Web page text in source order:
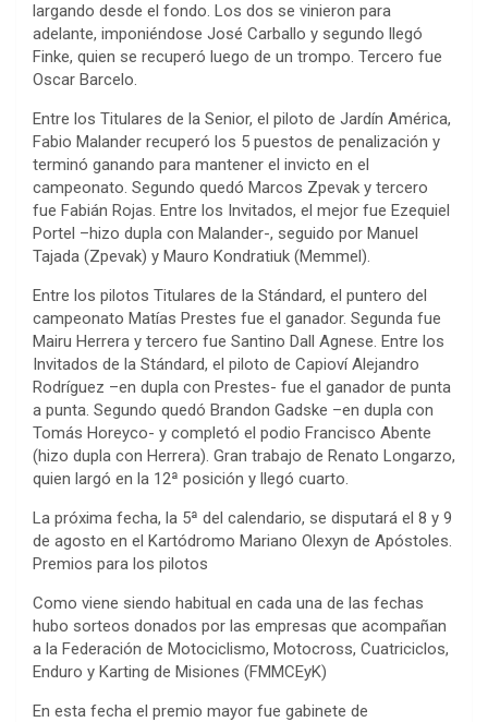
largando desde el fondo. Los dos se vinieron para
adelante, imponiéndose José Carballo y segundo llegó
Finke, quien se recuperó luego de un trompo. Tercero fue
Oscar Barcelo.
Entre los Titulares de la Senior, el piloto de Jardín América,
Fabio Malander recuperó los 5 puestos de penalización y
terminó ganando para mantener el invicto en el
campeonato. Segundo quedó Marcos Zpevak y tercero
fue Fabián Rojas. Entre los Invitados, el mejor fue Ezequiel
Portel –hizo dupla con Malander-, seguido por Manuel
Tajada (Zpevak) y Mauro Kondratiuk (Memmel).
Entre los pilotos Titulares de la Stándard, el puntero del
campeonato Matías Prestes fue el ganador. Segunda fue
Mairu Herrera y tercero fue Santino Dall Agnese. Entre los
Invitados de la Stándard, el piloto de Capioví Alejandro
Rodríguez –en dupla con Prestes- fue el ganador de punta
a punta. Segundo quedó Brandon Gadske –en dupla con
Tomás Horeyco- y completó el podio Francisco Abente
(hizo dupla con Herrera). Gran trabajo de Renato Longarzo,
quien largó en la 12ª posición y llegó cuarto.
La próxima fecha, la 5ª del calendario, se disputará el 8 y 9
de agosto en el Kartódromo Mariano Olexyn de Apóstoles.
Premios para los pilotos
Como viene siendo habitual en cada una de las fechas
hubo sorteos donados por las empresas que acompañan
a la Federación de Motociclismo, Motocross, Cuatriciclos,
Enduro y Karting de Misiones (FMMCEyK)
En esta fecha el premio mayor fue gabinete de